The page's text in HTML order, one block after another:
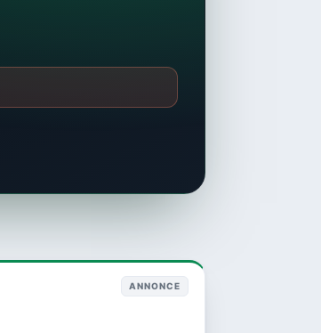
ANNONCE